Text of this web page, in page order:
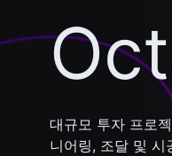
대규모 투자 프로
니어링, 조달 및 시